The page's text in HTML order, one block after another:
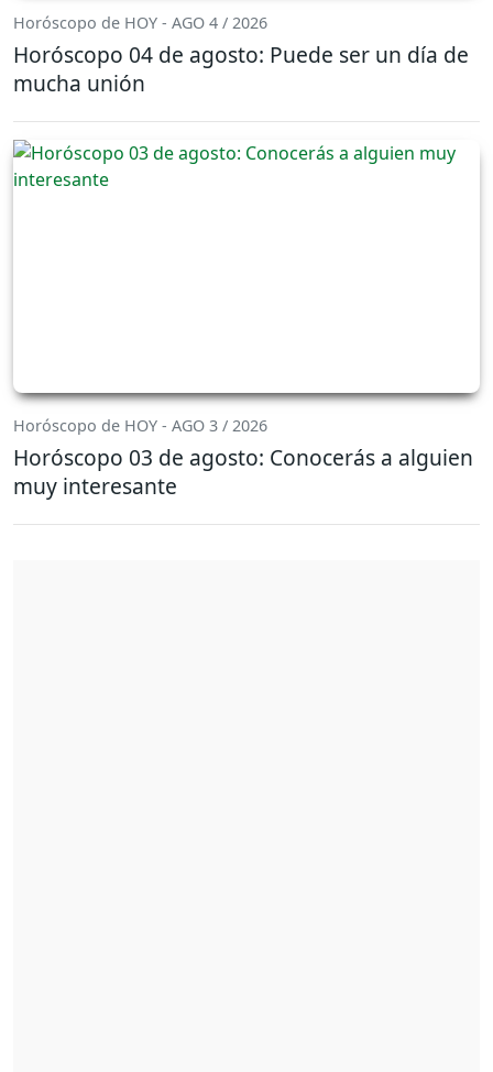
Horóscopo de HOY - AGO 4 / 2026
Horóscopo 04 de agosto: Puede ser un día de
mucha unión
Horóscopo de HOY - AGO 3 / 2026
Horóscopo 03 de agosto: Conocerás a alguien
muy interesante